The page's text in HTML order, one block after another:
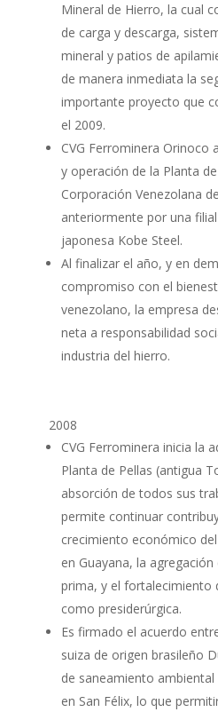
Mineral de Hierro, la cual
de carga y descarga,
mineral y patios de
de manera inmediata la
importante proyecto que
el 2009.
CVG Ferrominera Orinoco
y operación de la Planta
Corporación Venezolana
anteriormente por una
japonesa Kobe Steel.
Al finalizar el año, y en
compromiso con el
venezolano, la empresa
neta a responsabilidad
industria del hierro.
2008
CVG Ferrominera inicia la
Planta de Pellas (antigua
absorción de todos sus
permite continuar
crecimiento económico
en Guayana, la
prima, y el fortalecimiento
como presiderúrgica.
Es firmado el acuerdo
suiza de origen brasileño
de saneamiento
en San Félix, lo que